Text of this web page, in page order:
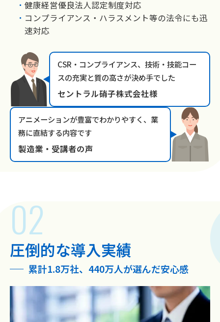
健康経営優良法人認定制度対応
コンプライアンス・ハラスメント等の法令にも迅
速対応
CSR・コンプライアンス、技術・技能コー
スの充実と質の高さが決め手でした
セントラル硝子株式会社様
アニメーションが豊富でわかりやすく、業
務に直結する内容です
製造業・受講者の声
圧倒的な導入実績
累計1.8万社、440万人が選んだ安心感